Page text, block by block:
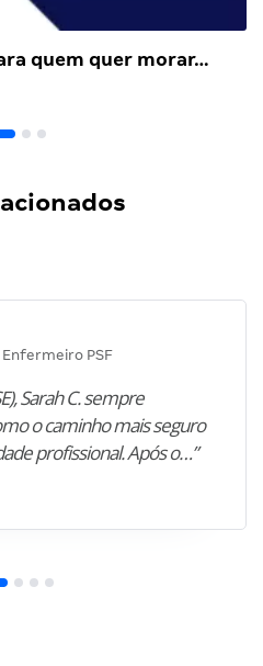
quem quer morar…
PSF
Sarah C. sempre
o caminho mais seguro
profissional. Após o…”